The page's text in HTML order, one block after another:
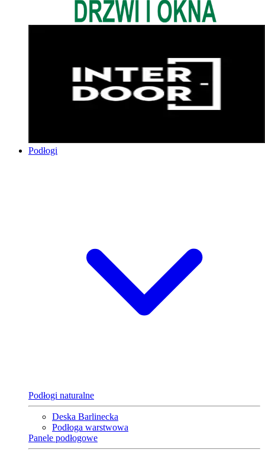
Podłogi
Podłogi naturalne
Deska Barlinecka
Podłoga warstwowa
Panele podłogowe